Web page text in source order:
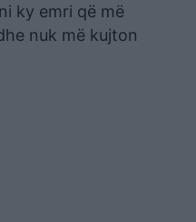
ky emri që më
nuk më kujton